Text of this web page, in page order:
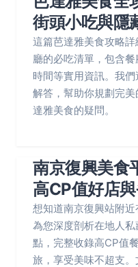
街頭小吃與隱
這篇芭達雅美食攻略
廳的必吃清單，包含
時間等實用資訊。我
解答，幫助你規劃完
達雅美食的疑問。
南京復興美食
高CP值好店
想知道南京復興站附
為您深度剖析在地人
點，完整收錄高CP值
旅，享受美味不超支